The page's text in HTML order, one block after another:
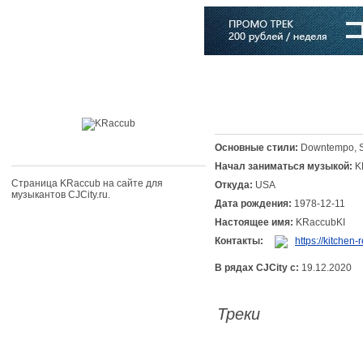
Страница KRaccub на сайте для
музыкантов CJCity.ru.
Основные стили: Downtempo,
Начал заниматься музыкой:
Откуда: USA
Дата рождения: 1978-12-11
Настоящее имя: KRaccubKI
Контакты:
https://kitchen-
В рядах CJCity с: 19.12.2020
Треки